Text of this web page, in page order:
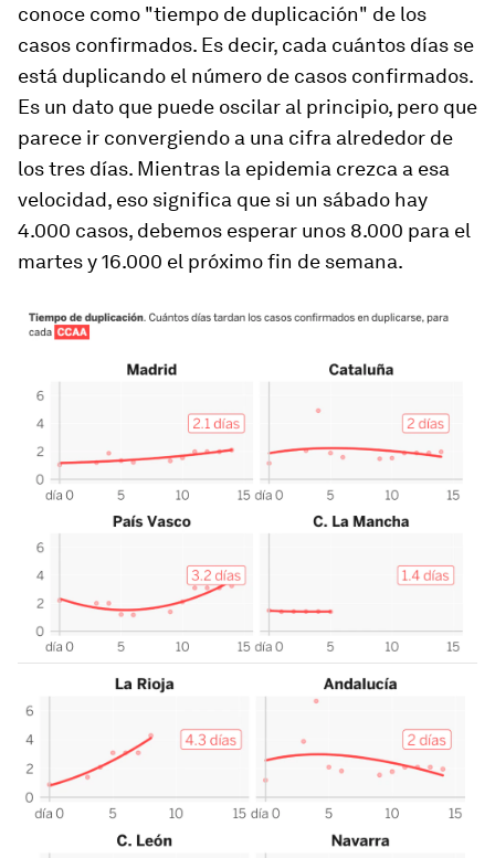
conoce como "tiempo de duplicación" de los
casos confirmados. Es decir, cada cuántos días se
está duplicando el número de casos confirmados.
Es un dato que puede oscilar al principio, pero que
parece ir convergiendo a una cifra alrededor de
los tres días. Mientras la epidemia crezca a esa
velocidad, eso significa que si un sábado hay
4.000 casos, debemos esperar unos 8.000 para el
martes y 16.000 el próximo fin de semana.